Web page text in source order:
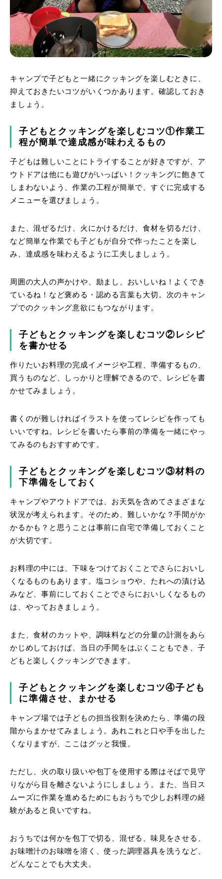
キャンプで子どもと一緒にクッキングを楽しむときに、
抑えておきたいコツがいくつかあります。確認しておき
ましょう。
子どもとクッキングを楽しむコツ①作業工
程が簡単で達成感が味わえるもの
子どもは難しいことにトライすることが好きですが、ア
ウトドアは他にも遊びがいっぱい！クッキングに飽きて
しまわないよう、作業の工程が簡単で、すぐに完成する
メニューを選びましょう。
また、混ぜるだけ、火にかけるだけ、食材を切るだけ、
など簡単な作業でも子どもが自分で作ったことを楽し
み、達成感を味わえるように工夫しましょう。
周囲の大人の声かけや、励まし、おいしいね！よくでき
ているね！など褒める・認める言葉も大切。次のキャン
プでのクッキング意欲にもつながります。
子どもとクッキングを楽しむコツ②レシピ
を書かせる
作りたいお料理の完成イメージや工程、準備するもの、
買うものなど、しっかりと理解できるので、レシピを書
かせてみましょう。
書くのが難しければイラストを使ってレシピを作っても
いいですね。レシピを書いたら事前の準備を一緒にやっ
てみるのもおすすめです。
子どもとクッキングを楽しむコツ③材料の
下準備をしておく
キャンプやアウトドアでは、お天気を含めてさまざまな
状況が考えられます。そのため、難しいかな？手間がか
かるかも？と思うことは事前に自宅で準備しておくこと
が大切です。
お料理の中には、下味をつけておくことでさらにおいし
くなるものもあります。塩コショウや、たれへの漬け込
みなど、事前にしておくことでさらにおいしくなるもの
は、やっておきましょう。
また、食材のカットや、調味料などの分量の計測をあら
かじめしておけば、当日の手間をはぶくこともでき、子
どもと楽しくクッキングできます。
子どもとクッキングを楽しむコツ④子ども
に準備させ、まかせる
キャンプ場では子どもの担当役割を決めたら、準備の段
階からまかせてみましょう。あれこれと口や手を出した
くなりますが、ここはグッと我慢。
ただし、火の取り扱いや包丁を使用する際はそばで見守
りながら目を離さないようにしましょう。また、当日ス
ムーズに作業を進めるためにもおうちで少しお料理の経
験があると良いですね。
おうちでは何かを包丁で切る、混ぜる、味見をさせる、
お味噌汁のお味噌を溶く、使った調理器具を洗うなど、
どんなことでも大丈夫。